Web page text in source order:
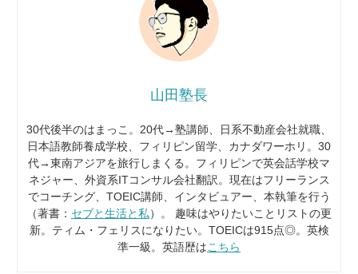
山田塾長
30代後半のはまっこ。20代→塾講師、日系不動産会社就職、
日本語教師養成学校、フィリピン留学、カナダワーホリ。30
代→東南アジアを旅行しまくる。フィリピンで英会話学校マ
ネジャー、外資系ITコンサル会社翻訳。現在はフリーランス
でコーチング、TOEIC講師、インタビュアー、本執筆を行う
（著書： セブと生活と私）。 趣味はやりたいことリストの更
新。ティム・フェリスになりたい。TOEICは915点◎。英検
準一級。英語歴はこちら